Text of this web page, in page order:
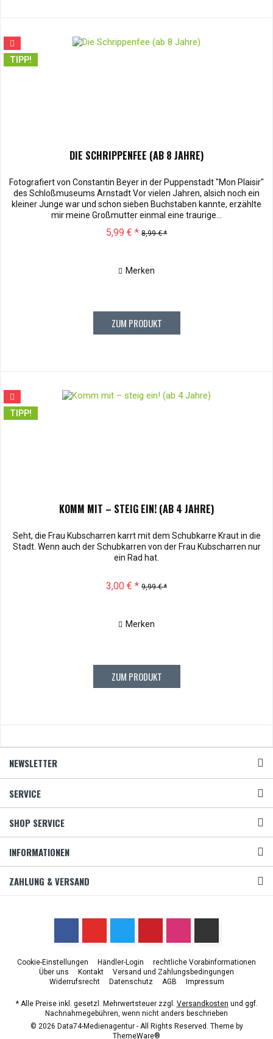
TIPP!
DIE SCHRIPPENFEE (AB 8 JAHRE)
Fotografiert von Constantin Beyer in der Puppenstadt "Mon Plaisir"
des Schloßmuseums Arnstadt Vor vielen Jahren, alsich noch ein
kleiner Junge war und schon sieben Buchstaben kannte, erzählte
mir meine Großmutter einmal eine traurige...
5,99 € * 8,99 € *
Merken
ZUM PRODUKT
TIPP!
KOMM MIT – STEIG EIN! (AB 4 JAHRE)
Seht, die Frau Kubscharren karrt mit dem Schubkarre Kraut in die
Stadt. Wenn auch der Schubkarren von der Frau Kubscharren nur
ein Rad hat.
3,00 € * 9,99 € *
Merken
ZUM PRODUKT
NEWSLETTER
SERVICE
SHOP SERVICE
INFORMATIONEN
ZAHLUNG & VERSAND
Cookie-Einstellungen Händler-Login
rechtliche Vorabinformationen
Über uns
Kontakt
Versand und Zahlungsbedingungen
Widerrufsrecht
Datenschutz AGB Impressum
* Alle Preise inkl. gesetzl. Mehrwertsteuer zzgl. Versandkosten und ggf.
Nachnahmegebühren, wenn nicht anders beschrieben
© 2026 Data74-Medienagentur - All Rights Reserved. Theme by
ThemeWare®